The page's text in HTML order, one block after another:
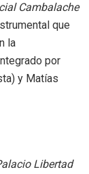
Cambalache
que
la
por
y Matías
Libertad